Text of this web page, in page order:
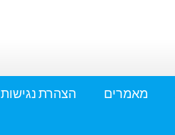
מאמרים הצהרת נגישות